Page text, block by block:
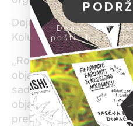
Dojčinović očekuje da
Koluvije, kao i da je ovo
„Rok da se podnese
objavljivanja teksta i
sada tužio za staru
objavili smo niz drugih
pretpostavljam da će
Donacije
pošti, banci ili